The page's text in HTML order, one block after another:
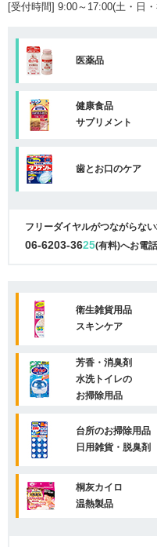
[受付時間] 9:00～17:00(土・日
医薬品
健康食品
サプリメント
歯とお口のケア
フリーダイヤルがつながらな
06-6203-3625(有料)へお電
衛生雑貨用品
スキンケア
芳香・消臭剤
水洗トイレの
お掃除用品
台所のお掃除用品
日用雑貨・脱臭剤
桐灰カイロ
温熱製品